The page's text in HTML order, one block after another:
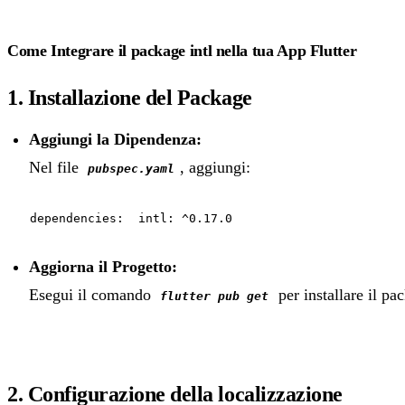
Come Integrare il package intl nella tua App Flutter
1. Installazione del Package
Aggiungi la Dipendenza:
Nel file
pubspec.yaml , aggiungi:
dependencies: intl: ^0.17.0
Aggiorna il Progetto:
Esegui il comando
flutter pub get per installare il
2. Configurazione della localizzazione